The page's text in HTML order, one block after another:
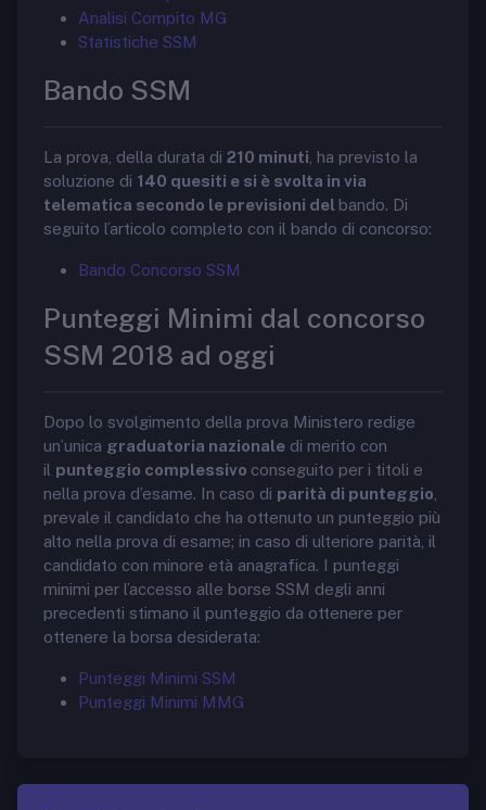
Analisi Compito MG
Statistiche SSM
Bando SSM
La prova, della durata di 210 minuti , ha previsto la
soluzione di 140 quesiti e si è svolta in via
telematica secondo le previsioni del bando. Di
seguito l’articolo completo con il bando di concorso:
Bando Concorso SSM
Punteggi Minimi dal concorso
SSM 2018 ad oggi
Dopo lo svolgimento della prova Ministero redige
un’unica graduatoria nazionale di merito con
il punteggio complessivo conseguito per i titoli e
nella prova d’esame. In caso di parità di punteggio
prevale il candidato che ha ottenuto un punteggio più
alto nella prova di esame; in caso di ulteriore parità, il
candidato con minore età anagrafica. I punteggi
minimi per l’accesso alle borse SSM degli anni
precedenti stimano il punteggio da ottenere per
ottenere la borsa desiderata:
Punteggi Minimi SSM
Punteggi Minimi MMG